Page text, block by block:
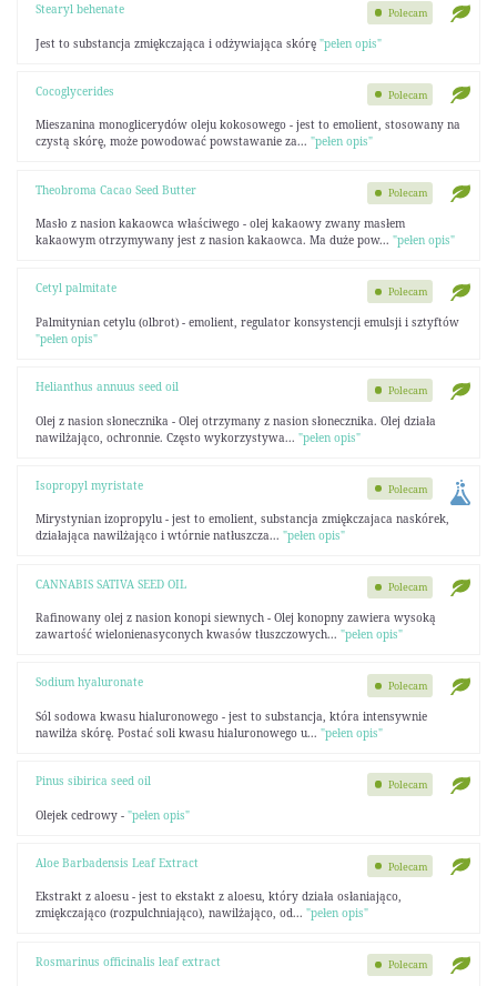
Stearyl behenate
Jest to substancja zmiękczająca i odżywiająca skórę "pełen opis"
Polecam
Cocoglycerides
Mieszanina monoglicerydów oleju kokosowego - jest to emolient, stosowany na
czystą skórę, może powodować powstawanie za... "pełen opis"
Polecam
Theobroma Cacao Seed Butter
Masło z nasion kakaowca właściwego - olej kakaowy zwany masłem
kakaowym otrzymywany jest z nasion kakaowca. Ma duże pow... "pełen opis"
Polecam
Cetyl palmitate
Palmitynian cetylu (olbrot) - emolient, regulator konsystencji emulsji i sztyftów
"pełen opis"
Polecam
Helianthus annuus seed oil
Olej z nasion słonecznika - Olej otrzymany z nasion słonecznika. Olej działa
nawilżająco, ochronnie. Często wykorzystywa... "pełen opis"
Polecam
Isopropyl myristate
Mirystynian izopropylu - jest to emolient, substancja zmiękczajaca naskórek,
działająca nawilżająco i wtórnie natłuszcza... "pełen opis"
Polecam
CANNABIS SATIVA SEED OIL
Rafinowany olej z nasion konopi siewnych - Olej konopny zawiera wysoką
zawartość wielonienasyconych kwasów tłuszczowych... "pełen opis"
Polecam
Sodium hyaluronate
Sól sodowa kwasu hialuronowego - jest to substancja, która intensywnie
nawilża skórę. Postać soli kwasu hialuronowego u... "pełen opis"
Polecam
Pinus sibirica seed oil
Olejek cedrowy - "pełen opis"
Polecam
Aloe Barbadensis Leaf Extract
Ekstrakt z aloesu - jest to ekstakt z aloesu, który działa osłaniająco,
zmiękczająco (rozpulchniająco), nawilżająco, od... "pełen opis"
Polecam
Rosmarinus officinalis leaf extract Polecam